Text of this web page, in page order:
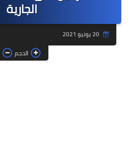
الجارية
20 يونيو 2021
الحجم